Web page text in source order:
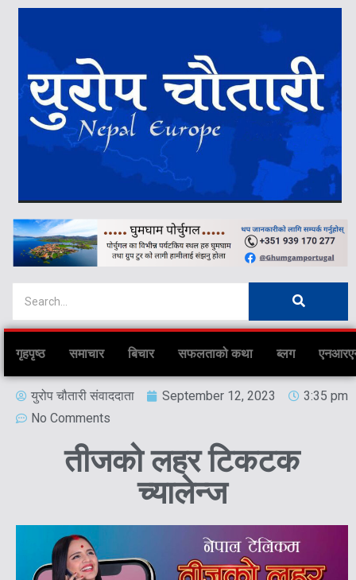
गृहपृष्ठ समाचार बिचार सफलताको कथा ब्लग
युरोप चौतारी संवाददाता September 12, 2023
3:35 pm
No Comments
तीजको लहर टिकटक
च्यालेन्ज